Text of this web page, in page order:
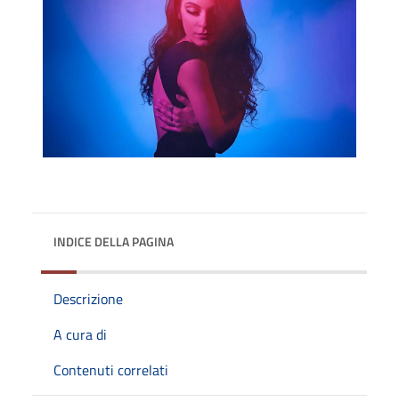
INDICE DELLA PAGINA
Descrizione
A cura di
Contenuti correlati